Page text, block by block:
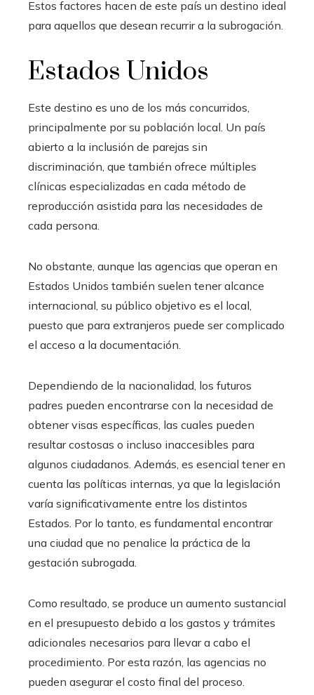
Estos factores hacen de este país un destino ideal
para aquellos que desean recurrir a la subrogación.
Estados Unidos
Este destino es uno de los más concurridos,
principalmente por su población local. Un país
abierto a la inclusión de parejas sin
discriminación, que también ofrece múltiples
clínicas especializadas en cada método de
reproducción asistida para las necesidades de
cada persona.
No obstante, aunque las agencias que operan en
Estados Unidos también suelen tener alcance
internacional, su público objetivo es el local,
puesto que para extranjeros puede ser complicado
el acceso a la documentación.
Dependiendo de la nacionalidad, los futuros
padres pueden encontrarse con la necesidad de
obtener visas específicas, las cuales pueden
resultar costosas o incluso inaccesibles para
algunos ciudadanos. Además, es esencial tener en
cuenta las políticas internas, ya que la legislación
varía significativamente entre los distintos
Estados. Por lo tanto, es fundamental encontrar
una ciudad que no penalice la práctica de la
gestación subrogada.
Como resultado, se produce un aumento sustancial
en el presupuesto debido a los gastos y trámites
adicionales necesarios para llevar a cabo el
procedimiento. Por esta razón, las agencias no
pueden asegurar el costo final del proceso.